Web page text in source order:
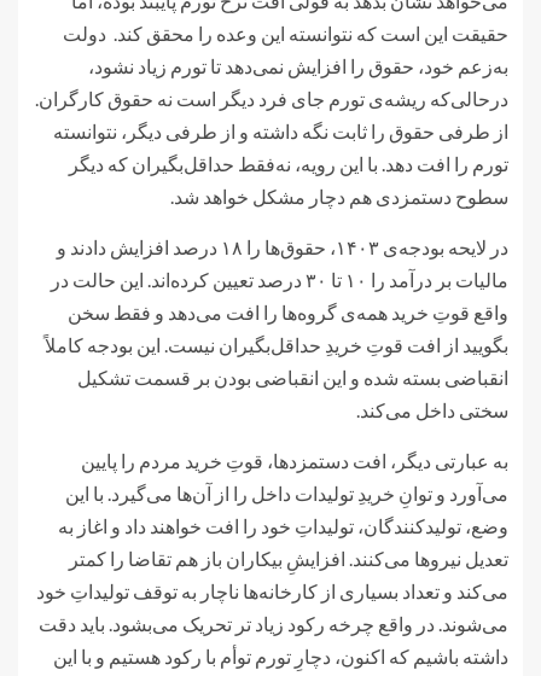
حقیقت این است که نتوانسته این وعده را محقق کند. دولت
به‌زعم خود، حقوق را افزایش نمی‌دهد تا تورم زیاد نشود،
درحالی‌که ریشه‌ی تورم جای فرد دیگر است نه حقوق کارگران.
از طرفی حقوق را ثابت نگه داشته و از طرفی دیگر، نتوانسته
تورم را افت دهد. با این رویه، نه‌فقط حداقل‌بگیران که دیگر
سطوح دستمزدی هم دچار مشکل خواهد شد.
در لایحه بودجه‌ی ۱۴۰۳، حقوق‌ها را ۱۸ درصد افزایش دادند و
مالیات بر درآمد را ۱۰ تا ۳۰ درصد تعیین کرده‌اند. این حالت در
واقع قوتِ خرید همه‌ی گروه‌ها را افت می‌دهد و فقط سخن
بگویید از افت قوتِ خریدِ حداقل‌بگیران نیست. این بودجه کاملاً
انقباضی بسته شده و این انقباضی بودن بر قسمت تشکیل
سختی داخل می‌کند.
به عبارتی دیگر، افت دستمزدها، قوتِ خرید مردم را پایین
می‌آورد و توانِ خریدِ تولیدات داخل را از آن‌ها می‌گیرد. با این
وضع، تولیدکنندگان، تولیداتِ خود را افت خواهند داد و اغاز به
تعدیل نیرو‌ها می‌کنند. افزایشِ بیکاران باز هم تقاضا را کمتر
می‌کند و تعداد بسیاری از کارخانه‌ها ناچار به توقف تولیداتِ خود
می‌‎شوند. در واقع چرخه‌ رکود زیاد تر تحریک می‌بشود. باید دقت
داشته باشیم که اکنون، دچارِ تورم توأم با رکود هستیم و با این